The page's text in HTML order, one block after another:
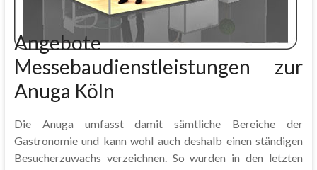
Angebote
Messebaudienstleistungen zur
Anuga Köln
Die Anuga umfasst damit sämtliche Bereiche der
Gastronomie und kann wohl auch deshalb einen ständigen
Besucherzuwachs verzeichnen. So wurden in den letzten